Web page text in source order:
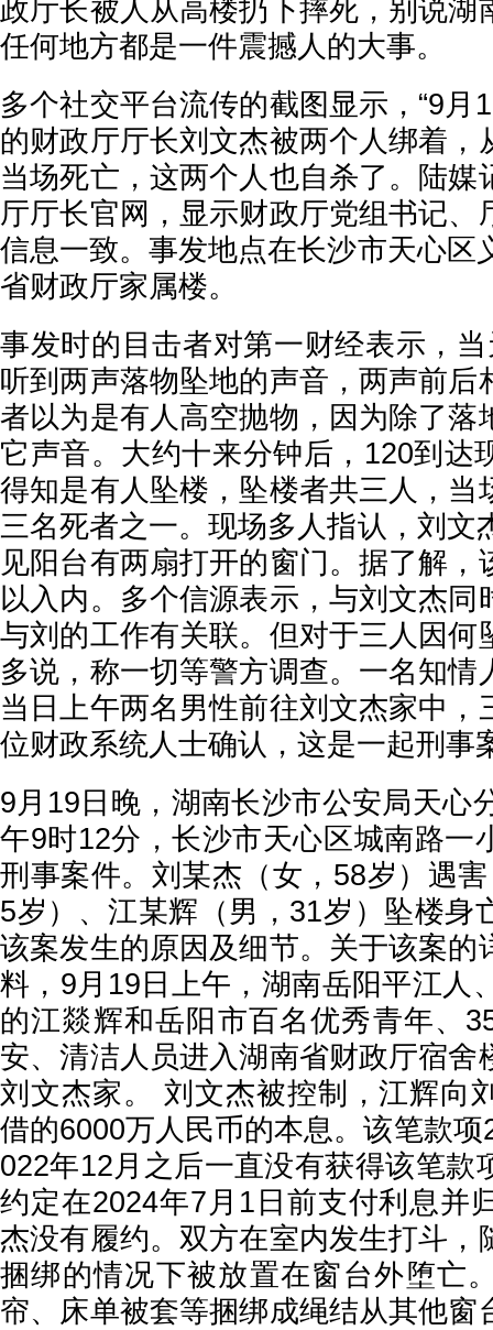
政厅长被人从高楼扔下摔死，别说湖
任何地方都是一件震撼人的大事。
多个社交平台流传的截图显示，“9月
的财政厅厅长刘文杰被两个人绑着，
当场死亡，这两个人也自杀了。陆媒
厅厅长官网，显示财政厅党组书记、
信息一致。事发地点在长沙市天心区
省财政厅家属楼。
事发时的目击者对第一财经表示，
听到两声落物坠地的声音，两声前后
者以为是有人高空抛物，因为除了落
它声音。大约十来分钟后，120到达
得知是有人坠楼，坠楼者共三人，当
三名死者之一。现场多人指认，刘文
见阳台有两扇打开的窗门。据了解，
以入内。多个信源表示，与刘文杰同
与刘的工作有关联。但对于三人因何
多说，称一切等警方调查。一名知情
当日上午两名男性前往刘文杰家中，
位财政系统人士确认，这是一起刑事
9月19日晚，湖南长沙市公安局天心
午9时12分，长沙市天心区城南路一
刑事案件。刘某杰（女，58岁）遇
5岁）、江某辉（男，31岁）坠楼身
该案发生的原因及细节。关于该案的
料，9月19日上午，湖南岳阳平江人
的江燚辉和岳阳市百名优秀青年、
安、清洁人员进入湖南省财政厅宿舍
刘文杰家。 刘文杰被控制，江辉向
借的6000万人民币的本息。该笔款
022年12月之后一直没有获得该笔款
约定在2024年7月1日前支付利息并
杰没有履约。双方在室内发生打斗，
捆绑的情况下被放置在窗台外堕亡
帘、床单被套等捆绑成绳结从其他窗